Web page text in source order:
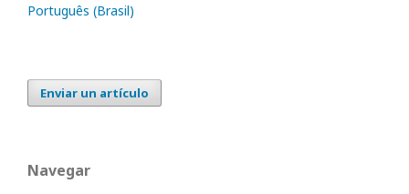
Português (Brasil)
Enviar un artículo
Navegar